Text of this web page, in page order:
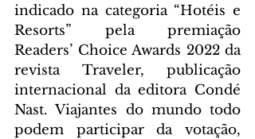
indicado na categoria “Hotéis e
Resorts” pela premiação
Readers’ Choice Awards 2022 da
revista Traveler, publicação
internacional da editora Condé
Nast. Viajantes do mundo todo
podem participar da votação,